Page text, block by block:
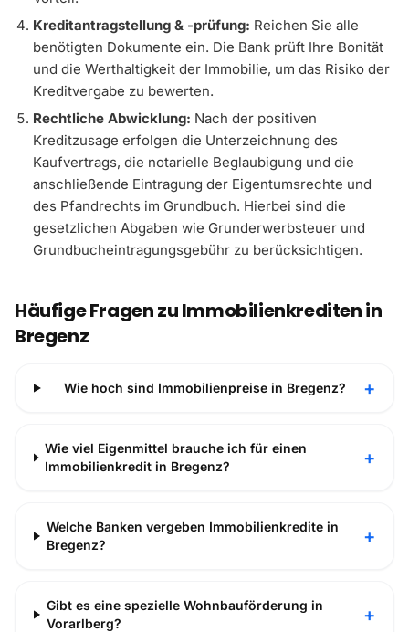
Kreditantragstellung & -prüfung: Reichen Sie alle
benötigten Dokumente ein. Die Bank prüft Ihre Bonität
und die Werthaltigkeit der Immobilie, um das Risiko der
Kreditvergabe zu bewerten.
Rechtliche Abwicklung: Nach der positiven
Kreditzusage erfolgen die Unterzeichnung des
Kaufvertrags, die notarielle Beglaubigung und die
anschließende Eintragung der Eigentumsrechte und
des Pfandrechts im Grundbuch. Hierbei sind die
gesetzlichen Abgaben wie Grunderwerbsteuer und
Grundbucheintragungsgebühr zu berücksichtigen.
Häufige Fragen zu Immobilienkrediten in
Bregenz
Wie hoch sind Immobilienpreise in Bregenz? +
Wie viel Eigenmittel brauche ich für einen
Immobilienkredit in Bregenz?
+
Welche Banken vergeben Immobilienkredite in
Bregenz?
+
Gibt es eine spezielle Wohnbauförderung in
Vorarlberg?
+